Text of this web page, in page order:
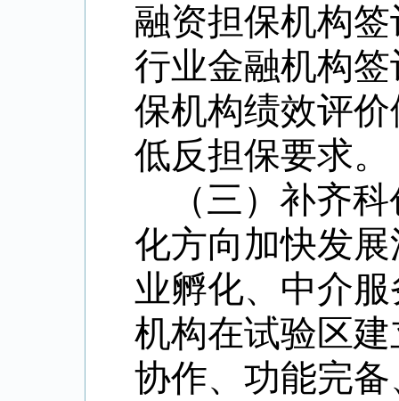
融资担保机构
行业金融机构
保机构绩效评
低反担保要求。
（三）补齐
化方向加快发
业孵化、中介
机构在试验区
协作、功能完